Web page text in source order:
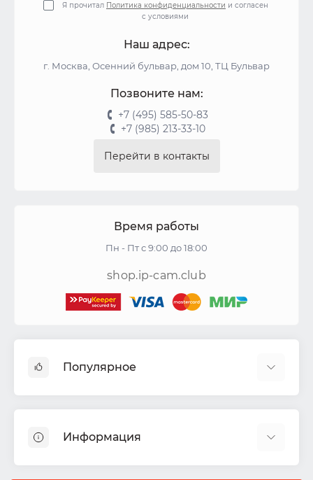
Я прочитал Политика конфиденциальности и согласен
с условиями
Наш адрес:
г. Москва, Осенний бульвар, дом 10, ТЦ Бульвар
Позвоните нам:
+7 (495) 585-50-83
+7 (985) 213-33-10
Перейти в контакты
Время работы
Пн - Пт с 9:00 до 18:00
shop.ip-cam.club
Популярное
Акустические системы
СКУД
Информация